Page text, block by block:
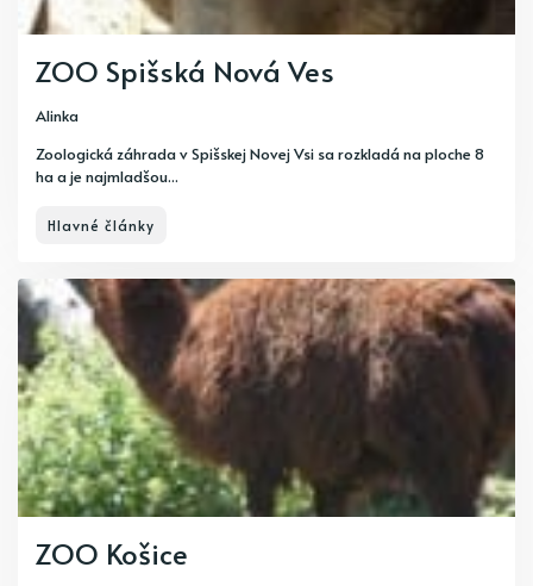
ZOO Spišská Nová Ves
Alinka
Zoologická záhrada v Spišskej Novej Vsi sa rozkladá na ploche 8
ha a je najmladšou...
Hlavné články
ZOO Košice